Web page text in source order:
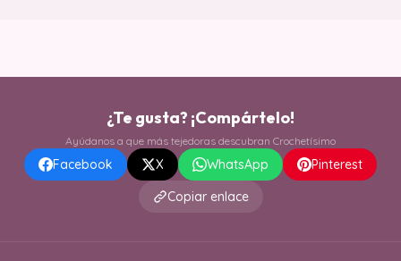
¿Te gusta? ¡Compártelo!
Ayúdanos a que más tejedoras descubran Crochetísimo
Facebook X WhatsApp
Pinterest
Copiar enlace